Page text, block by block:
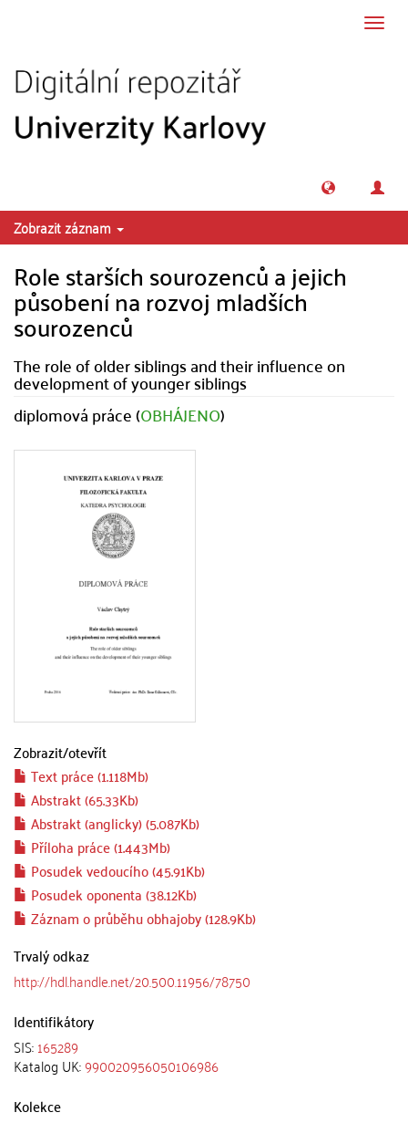
Zobrazit záznam
Role starších sourozenců a jejich
působení na rozvoj mladších
sourozenců
The role of older siblings and their influence on
development of younger siblings
diplomová práce (OBHÁJENO)
Zobrazit/otevřít
Text práce (1.118Mb)
Abstrakt (65.33Kb)
Abstrakt (anglicky) (5.087Kb)
Příloha práce (1.443Mb)
Posudek vedoucího (45.91Kb)
Posudek oponenta (38.12Kb)
Záznam o průběhu obhajoby (128.9Kb)
Trvalý odkaz
http://hdl.handle.net/20.500.11956/78750
Identifikátory
SIS:165289
Katalog UK:990020956050106986
Kolekce